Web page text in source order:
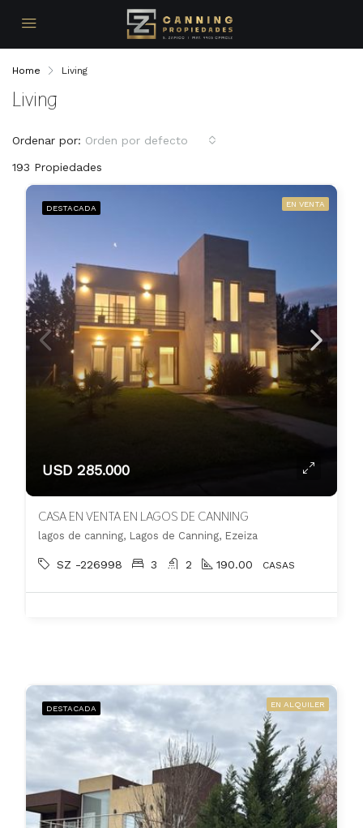
Home Living
Living
193 Propiedades
Ordenar por: Orden por defecto
DESTACADA EN VENTA
USD 285.000
CASA EN VENTA EN LAGOS DE CANNING
lagos de canning, Lagos de Canning, Ezeiza
SZ -226998 3 2 190.00 CASAS
DESTACADA EN ALQUILER